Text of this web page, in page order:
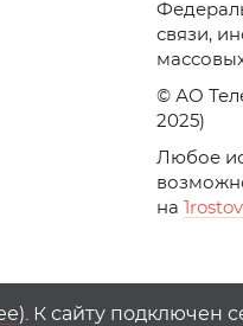
связи,
© АО
2025)
Любое
на
rostov
). К сайту подключен